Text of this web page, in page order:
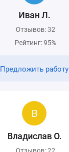
Иван Л.
Отзывов: 32
Рейтинг: 95%
Предложить работу
Владислав О.